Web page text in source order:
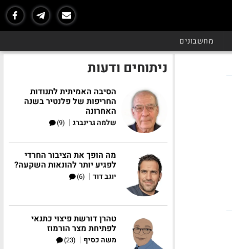
מחשבונים
ניתוחים ודעות
הסיבה האמיתית לתנודות
החריפות של פלנטיר בשנה
האחרונה
שלמה גרינברג |
(9)
מה הופך את הציבור החרדי
לפגיע יותר להונאות השקעה?
יוגב דוד |
(6)
טהרן דורשת פיצוי כתנאי
לפתיחת מצר הורמוז
משה כסיף |
(23)